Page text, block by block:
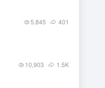
5,845
401
10,903
1.5K